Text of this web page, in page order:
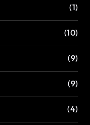
(1)
(10)
(9)
(9)
(4)